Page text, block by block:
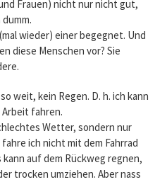
Frauen) nicht nur nicht gut,
wieder) einer begegnet. Und
diese Menschen vor? Sie
weit, kein Regen. D. h. ich kann
Arbeit fahren.
Wetter, sondern nur
ich nicht mit dem Fahrrad
auf dem Rückweg regnen,
trocken umziehen. Aber nass